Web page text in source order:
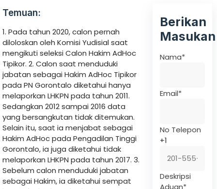
Temuan:
1. Pada tahun 2020, calon pernah
diloloskan oleh Komisi Yudisial saat
mengikuti seleksi Calon Hakim AdHoc
Tipikor. 2. Calon saat menduduki
jabatan sebagai Hakim AdHoc Tipikor
pada PN Gorontalo diketahui hanya
melaporkan LHKPN pada tahun 2011.
Sedangkan 2012 sampai 2016 data
yang bersangkutan tidak ditemukan.
Selain itu, saat ia menjabat sebagai
Hakim AdHoc pada Pengadilan Tinggi
Gorontalo, ia juga diketahui tidak
melaporkan LHKPN pada tahun 2017. 3.
Sebelum calon menduduki jabatan
sebagai Hakim, ia diketahui sempat
Berikan
Masukan
Nama*
Email*
No Telepon
+1
Deskripsi
Aduan*